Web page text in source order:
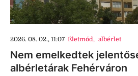
2026. 08. 02., 11:07 Életmód, albérlet
Nem emelkedtek
albérletárak Fehérváron